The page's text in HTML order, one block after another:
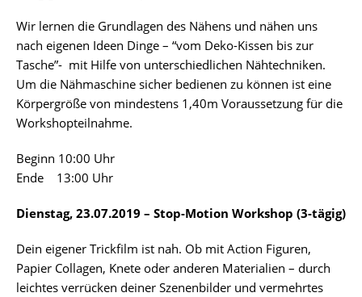
Wir lernen die Grundlagen des Nähens und nähen uns
nach eigenen Ideen Dinge – “vom Deko-Kissen bis zur
Tasche”- mit Hilfe von unterschiedlichen Nähtechniken.
Um die Nähmaschine sicher bedienen zu können ist eine
Körpergröße von mindestens 1,40m Voraussetzung für die
Workshopteilnahme.
Beginn 10:00 Uhr
Ende 13:00 Uhr
Dienstag, 23.07.2019 – Stop-Motion Workshop (3-tägig)
Dein eigener Trickfilm ist nah. Ob mit Action Figuren,
Papier Collagen, Knete oder anderen Materialien – durch
leichtes verrücken deiner Szenenbilder und vermehrtes